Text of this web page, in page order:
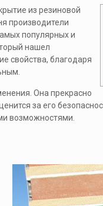
из резиновой
производители
популярных и
нашел
свойства, благодаря
Она прекрасно
за его
возможностями.